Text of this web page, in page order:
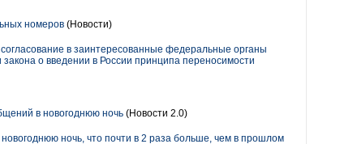
номеров (Новости)
в заинтересованные федеральные органы
о введении в России принципа переносимости
в новогоднюю ночь (Новости 2.0)
ночь, что почти в 2 раза больше, чем в прошлом